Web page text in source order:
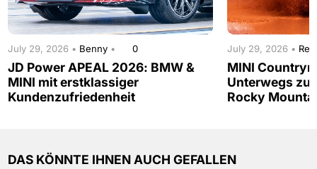
July 29, 2026 • Benny • 0
JD Power APEAL 2026: BMW &
MINI mit erstklassiger
Kundenzufriedenheit
July 29, 2026 •
MINI
Unterwegs
Rocky
DAS KÖNNTE IHNEN AUCH GEFALLEN